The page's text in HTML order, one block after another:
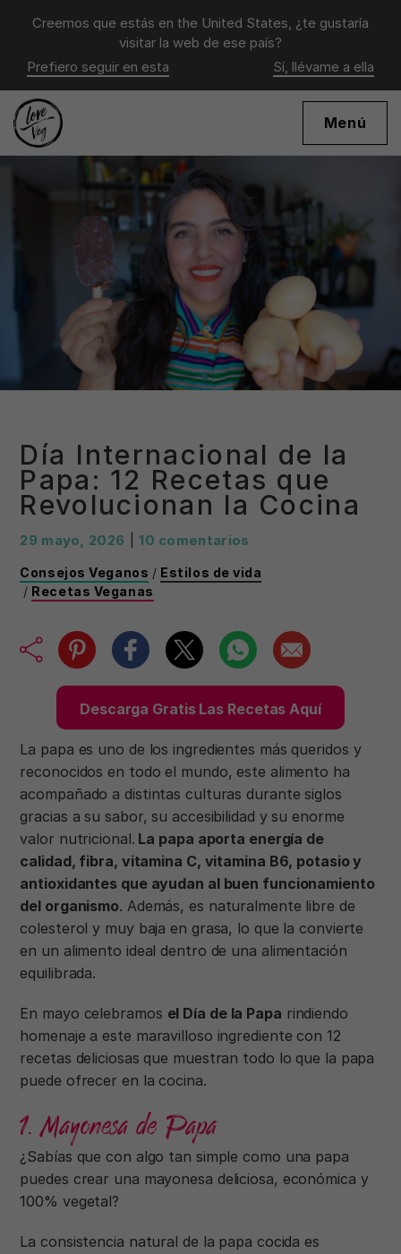
Creemos que estás en the United States, ¿te gustaría
visitar la web de ese país?
Prefiero seguir en esta
Sí, llévame a ella
Menú
Día Internacional de la
Papa: 12 Recetas que
Revolucionan la Cocina
29 mayo, 2026 10 comentarios
Consejos Veganos / Estilos de vida
/ Recetas Veganas
Descarga Gratis Las Recetas Aquí
La papa es uno de los ingredientes más queridos y
reconocidos en todo el mundo, este alimento ha
acompañado a distintas culturas durante siglos
gracias a su sabor, su accesibilidad y su enorme
valor nutricional. La papa aporta energía de
calidad, fibra, vitamina C, vitamina B6, potasio y
antioxidantes que ayudan al buen funcionamiento
del organismo. Además, es naturalmente libre de
colesterol y muy baja en grasa, lo que la convierte
en un alimento ideal dentro de una alimentación
equilibrada.
En mayo celebramos el Día de la Papa rindiendo
homenaje a este maravilloso ingrediente con 12
recetas deliciosas que muestran todo lo que la papa
puede ofrecer en la cocina.
1. Mayonesa de Papa
¿Sabías que con algo tan simple como una papa
puedes crear una mayonesa deliciosa, económica y
100% vegetal?
La consistencia natural de la papa cocida es